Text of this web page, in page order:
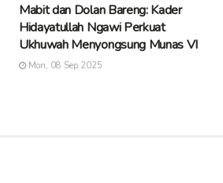
Mabit dan Dolan Bareng: Kader
Hidayatullah Ngawi Perkuat
Ukhuwah Menyongsung Munas VI
Mon, 08 Sep 2025